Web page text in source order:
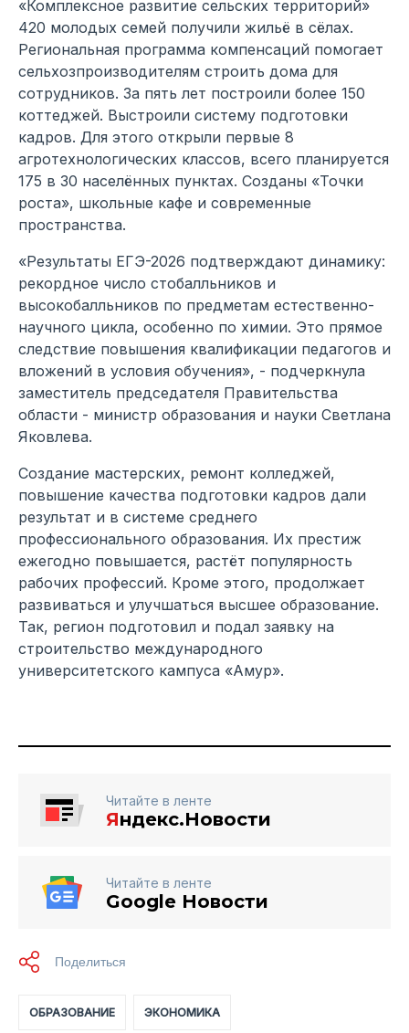
«Комплексное развитие сельских территорий»
420 молодых семей получили жильё в сёлах.
Региональная программа компенсаций помогает
сельхозпроизводителям строить дома для
сотрудников. За пять лет построили более 150
коттеджей. Выстроили систему подготовки
кадров. Для этого открыли первые 8
агротехнологических классов, всего планируется
175 в 30 населённых пунктах. Созданы «Точки
роста», школьные кафе и современные
пространства.
«Результаты ЕГЭ-2026 подтверждают динамику:
рекордное число стобалльников и
высокобалльников по предметам естественно-
научного цикла, особенно по химии. Это прямое
следствие повышения квалификации педагогов и
вложений в условия обучения», - подчеркнула
заместитель председателя Правительства
области - министр образования и науки Светлана
Яковлева.
Создание мастерских, ремонт колледжей,
повышение качества подготовки кадров дали
результат и в системе среднего
профессионального образования. Их престиж
ежегодно повышается, растёт популярность
рабочих профессий. Кроме этого, продолжает
развиваться и улучшаться высшее образование.
Так, регион подготовил и подал заявку на
строительство международного
университетского кампуса «Амур».
Читайте в ленте
Яндекс.Новости
Читайте в ленте
Google Новости
ОБРАЗОВАНИЕ ЭКОНОМИКА